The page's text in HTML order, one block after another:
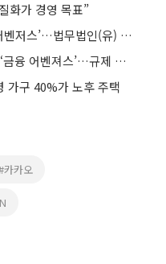
화가 경영 목표”
엘리트 판사 대거 합류 ‘법조계 어벤저스’…법무법인(유) 광장 ‘송무그룹’
① ‘광장’ 금융규제팀, 실무 겸비 ‘금융 어벤져스’…규제 리스크 ‘철통방어’
가구 40%가 노후 주택
카카오